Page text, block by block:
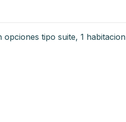
tipo suite, 1 habitacion